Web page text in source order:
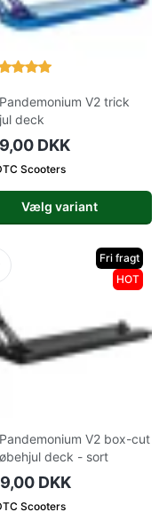
V2 trick
deck
DKK
Scooters
Vælg variant
Fri fragt
HOT
V2 box-cut
deck - sort
DKK
Scooters